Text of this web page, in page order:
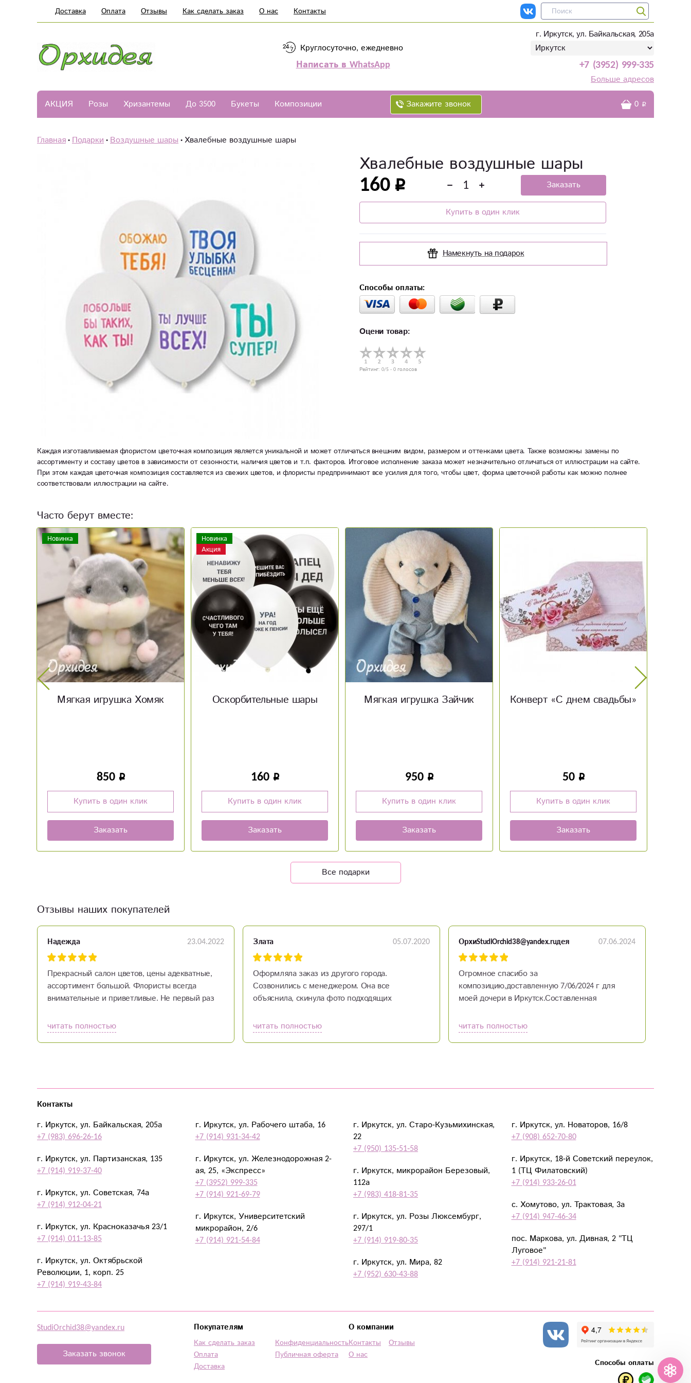
Доставка Оплата Отзывы Как сделать заказ О нас Контакты
Круглосуточно, ежедневно
Написать в WhatsApp
г. Иркутск, ул. Байкальская, 205а
+7 (3952) 999-335
Больше адресов
АКЦИЯ Розы Хризантемы До 3500 Букеты Композиции Закажите звонок 0
Главная Подарки Воздушные шары Хвалебные воздушные шары
Хвалебные воздушные шары
160 Заказать
Купить в один клик
Намекнуть на подарок
Способы оплаты:
Оцени товар:
Рейтинг: 0/5 - 0 голосов
Каждая изготавливаемая флористом цветочная композиция является уникальной и может отличаться внешним видом, размером и оттенками цвета. Также возможны замены по
ассортименту и составу цветов в зависимости от сезонности, наличия цветов и т.п. факторов. Итоговое исполнение заказа может незначительно отличаться от иллюстрации на сайте.
При этом каждая цветочная композиция составляется из свежих цветов, и флористы предпринимают все усилия для того, чтобы цвет, форма цветочной работы как можно полнее
соответствовали иллюстрации на сайте.
Часто берут вместе:
Новинка
Акция
Оскорбительные шары
160
Купить в один клик
Заказать
Мягкая игрушка Зайчик
950
Купить в один клик
Заказать
Конверт «С днем свадьбы»
50
Купить в один клик
Заказать
Мягкая игрушка заяц с
950
Купить в один клик
Заказать
Все подарки
Отзывы наших покупателей
Надежда 23.04.2022
Прекрасный салон цветов, цены адекватные,
ассортимент большой. Флористы всегда
внимательные и приветливые. Не первый раз
радуют меня и моих друзей. Рекомендую!
читать полностью
Злата 05.07.2020
Оформляла заказ из другого города.
Созвонились с менеджером. Она все
объяснила, скинула фото подходящих
оплаты заказ был доставлен адресату в
течение часа. Курьер молодец, доставил
читать полностью
ОрхиStudiOrchid38@yandex.ruдея 07.06.2024
Огромное спасибо за
композицию,доставленную 7/06/2024 г для
моей дочери в Иркутск.Составленная
хорошем стиле ,имеет свою колоритность и
нежность.Спасибо мастеру -флористу за
читать полностью
Контакты
г. Иркутск, ул. Байкальская, 205а
+7 (983) 696-26-16
г. Иркутск, ул. Партизанская, 135
+7 (914) 919-37-40
г. Иркутск, ул. Советская, 74а
+7 (914) 912-04-21
г. Иркутск, ул. Красноказачья 23/1
+7 (914) 011-13-85
г. Иркутск, ул. Октябрьской
Революции, 1, корп. 25
+7 (914) 919-43-84
г. Иркутск, ул. Рабочего штаба, 16
+7 (914) 931-34-42
г. Иркутск, ул. Железнодорожная 2-
ая, 25, «Экспресс»
+7 (3952) 999-335
+7 (914) 921-69-79
г. Иркутск, Университетский
микрорайон, 2/6
+7 (914) 921-54-84
г. Иркутск, ул. Старо-Кузьмихинская,
22
+7 (950) 135‑51‑58
г. Иркутск, микрорайон Березовый,
112а
+7 (983) 418-81-35
г. Иркутск, ул. Розы Люксембург,
297/1
+7 (914) 919-80-35
г. Иркутск, ул. Мира, 82
+7 (952) 630-43-88
г. Иркутск, ул. Новаторов, 16/8
+7 (908) 652-70-80
г. Иркутск, 18-й Советский переулок,
1 (ТЦ Филатовский)
+7 (914) 933-26-01
с. Хомутово, ул. Трактовая, 3а
+7 (914) 947-46-34
пос. Маркова, ул. Дивная, 2 "ТЦ
Луговое"
+7 (914) 921-21-81
StudiOrchid38@yandex.ru
Заказать звонок
Покупателям
Как сделать заказ
Оплата
Доставка
Конфиденциальность
Публичная оферта
О компании
Контакты
О нас
Отзывы
Способы оплаты